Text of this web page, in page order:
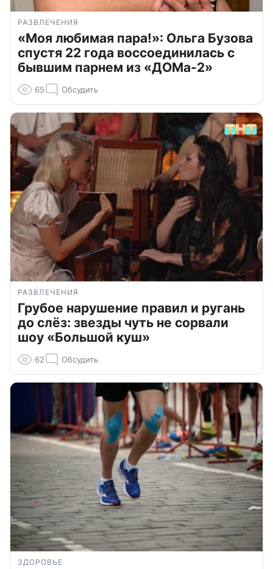
РАЗВЛЕЧЕНИЯ
«Моя любимая пара!»: Ольга Бузова
спустя 22 года воссоединилась с
бывшим парнем из «ДОМа-2»
65 Обсудить
РАЗВЛЕЧЕНИЯ
Грубое нарушение правил и ругань
до слёз: звезды чуть не сорвали
шоу «Большой куш»
62 Обсудить
ЗДОРОВЬЕ